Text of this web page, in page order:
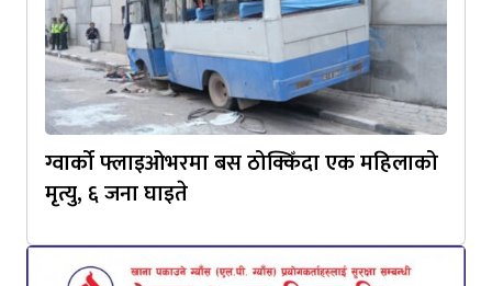
ग्वार्को फ्लाइओभरमा बस ठोक्किँदा एक महिलाको
मृत्यु, ६ जना घाइते